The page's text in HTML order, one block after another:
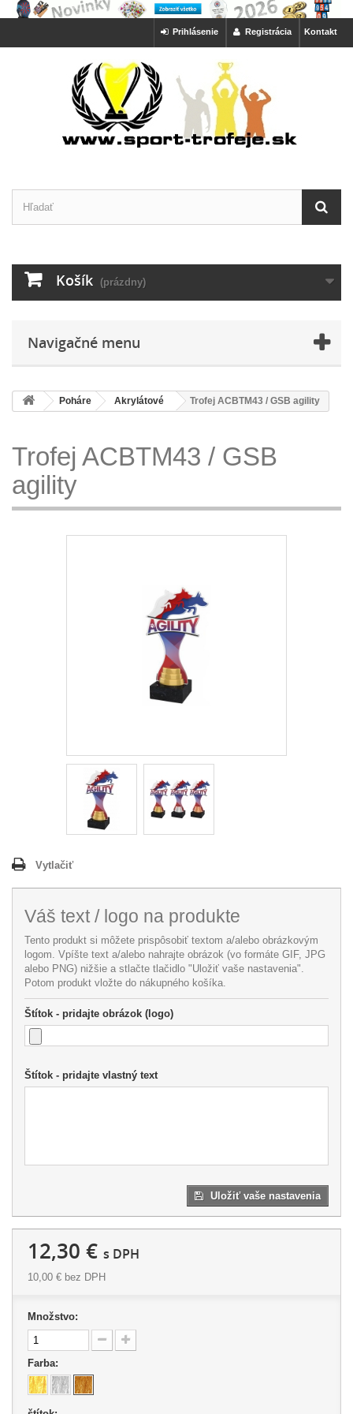
Kontakt
Registrácia
Prihlásenie
Košík (prázdny)
Navigačné menu
Poháre Akrylátové Trofej ACBTM43 / GSB agility
Trofej ACBTM43 / GSB
agility
Vytlačiť
Váš text / logo na produkte
Tento produkt si môžete prispôsobiť textom a/alebo obrázkovým
logom. Vpíšte text a/alebo nahrajte obrázok (vo formáte GIF, JPG
alebo PNG) nižšie a stlačte tlačidlo "Uložiť vaše nastavenia".
Potom produkt vložte do nákupného košíka.
Štítok - pridajte obrázok (logo)
Štítok - pridajte vlastný text
Uložiť vaše nastavenia
12,30 € s DPH
10,00 € bez DPH
Množstvo:
Farba: